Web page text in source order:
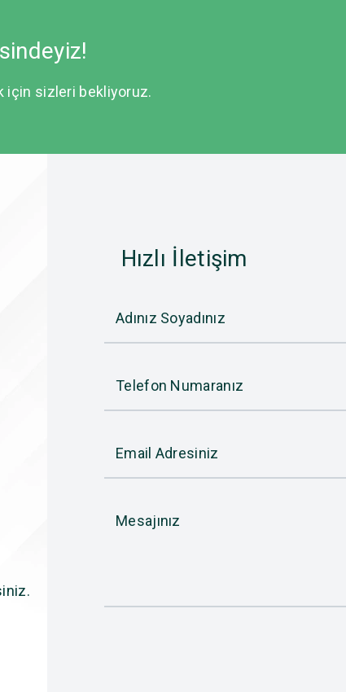
için sizleri bekliyoruz.
Hızlı İletişim
Adınız Soyadınız
Telefon Numaranız
Email Adresiniz
Mesajınız